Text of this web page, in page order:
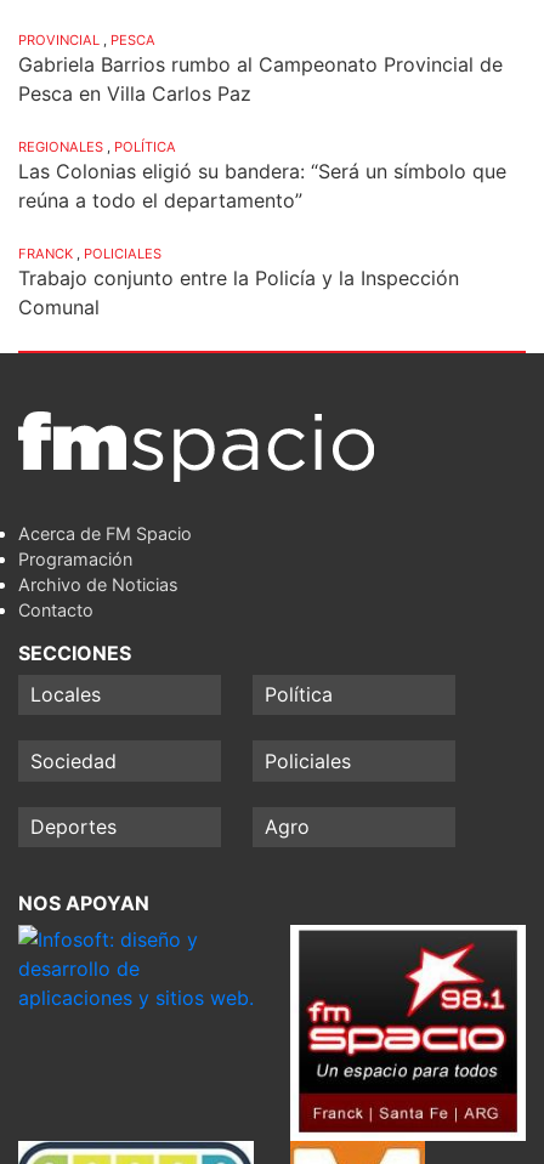
PROVINCIAL PESCA
Gabriela Barrios rumbo al Campeonato Provincial de
Pesca en Villa Carlos Paz
REGIONALES POLÍTICA
Las Colonias eligió su bandera: “Será un símbolo que
reúna a todo el departamento”
FRANCK POLICIALES
Trabajo conjunto entre la Policía y la Inspección
Comunal
Acerca de FM Spacio
Programación
Archivo de Noticias
Contacto
SECCIONES
Locales
Política
Sociedad Policiales
Deportes Agro
NOS APOYAN